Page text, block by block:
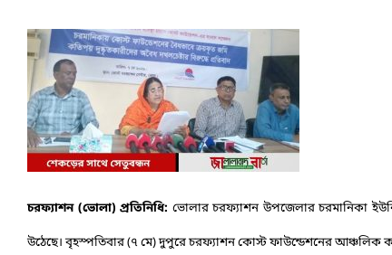
চরফ্যাশন (ভোলা) প্রতিনিধি: ভোলার চরফ্যাশন উপজেলার চরমানিকা
উঠেছে। বৃহস্পতিবার (৭ মে) দুপুরে চরফ্যাশন কোস্ট ফাউন্ডেশনের আঞ্চলিক